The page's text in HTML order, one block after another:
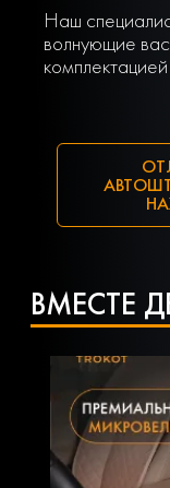
Наш
волнующие
ВМЕСТЕ